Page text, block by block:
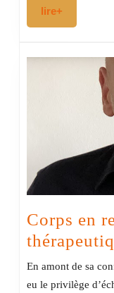
lire+
Corps en
En amont de sa
eu le privilège